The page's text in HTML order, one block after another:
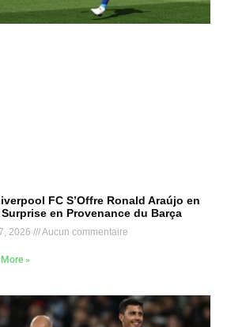
FC S’Offre Ronald Araújo en
Surprise en Provenance du Barça
2026 Aucun commentaire
»